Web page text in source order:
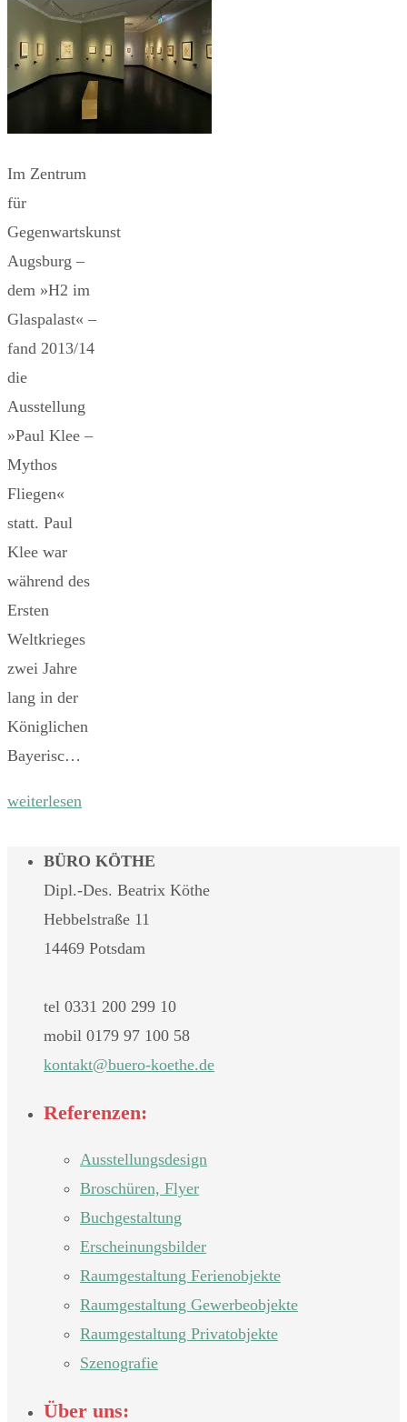
Im Zentrum
für
Gegenwartskunst
Augsburg –
dem »H2 im
Glaspalast« –
fand 2013/14
die
Ausstellung
»Paul Klee –
Mythos
Fliegen«
statt. Paul
Klee war
während des
Ersten
Weltkrieges
zwei Jahre
lang in der
Königlichen
Bayerisc…
weiterlesen
BÜRO KÖTHE
Dipl.-Des. Beatrix Köthe
Hebbelstraße 11
14469 Potsdam
tel 0331 200 299 10
mobil 0179 97 100 58
ed.eh
teok-
oreub
@tkat
nok
Referenzen:
Ausstellungsdesign
Broschüren, Flyer
Buchgestaltung
Erscheinungsbilder
Raumgestaltung Ferienobjekte
Raumgestaltung Gewerbeobjekte
Raumgestaltung Privatobjekte
Szenografie
Über uns: